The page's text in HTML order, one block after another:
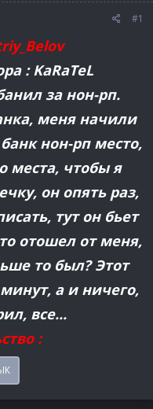
#1
: KaRaTeL
за нон-рп.
меня начили
нон-рп место,
места, чтобы я
он опять раз,
тут он бьет
отошел от меня,
то был? Этот
а и ничего,
все...
: